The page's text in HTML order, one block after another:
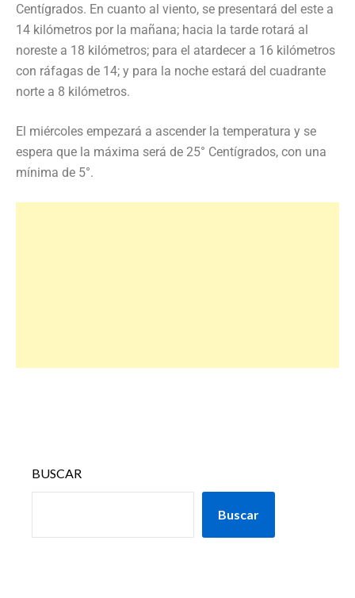
Centígrados. En cuanto al viento, se presentará del este a
14 kilómetros por la mañana; hacia la tarde rotará al
noreste a 18 kilómetros; para el atardecer a 16 kilómetros
con ráfagas de 14; y para la noche estará del cuadrante
norte a 8 kilómetros.
El miércoles empezará a ascender la temperatura y se
espera que la máxima será de 25° Centígrados, con una
mínima de 5°.
BUSCAR
Buscar